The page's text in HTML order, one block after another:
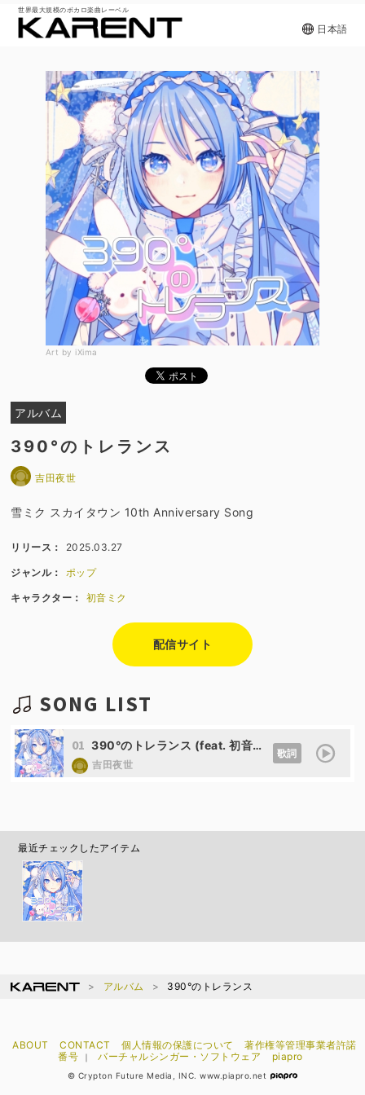
世界最大規模のボカロ楽曲レーベル
日本語
Art by iXima
アルバム
390°のトレランス
吉田夜世
雪ミク スカイタウン 10th Anniversary Song
リリース： 2025.03.27
ジャンル： ポップ
キャラクター： 初音ミク
配信サイト
SONG LIST
01 390°のトレランス (feat. 初音ミク)
吉田夜世
歌詞
最近チェックしたアイテム
アルバム 390°のトレランス
ABOUT CONTACT 個人情報の保護について
著作権等管理事業者許諾
番号
｜ バーチャルシンガー・ソフトウェア piapro
© Crypton Future Media, INC. www.piapro.net